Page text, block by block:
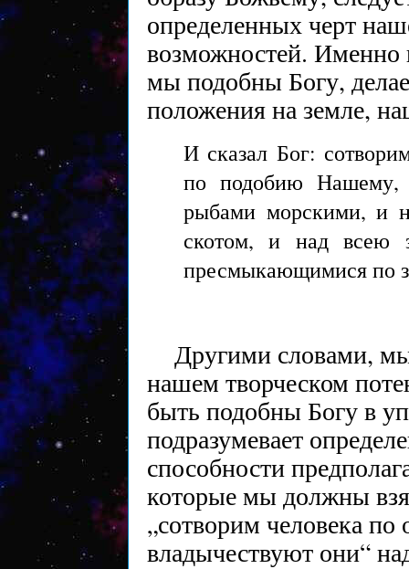
определенных черт
возможностей. Именно
мы подобны Богу,
положения на земле,
И сказал Бог:
по подобию Нашему,
рыбами морскими, и
скотом, и над всею
пресмыкающимися по
Другими словами,
нашем творческом
быть подобны Богу в
подразумевает
способности
которые мы должны
„сотворим человека
владычествуют они“